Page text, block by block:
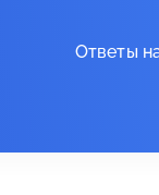
Ответы